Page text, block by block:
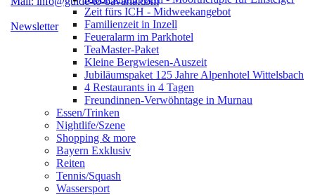
Newsletter
Zeit fürs ICH - Midweekangebot
Familienzeit in Inzell
Feueralarm im Parkhotel
TeaMaster-Paket
Kleine Bergwiesen-Auszeit
Jubiläumspaket 125 Jahre Alpenhotel Wittelsbach
4 Restaurants in 4 Tagen
Freundinnen-Verwöhntage in Murnau
Essen/Trinken
Nightlife/Szene
Shopping & more
Bayern Exklusiv
Reiten
Tennis/Squash
Wassersport